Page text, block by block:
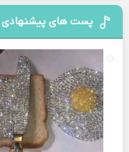
پست های پیشنهادی